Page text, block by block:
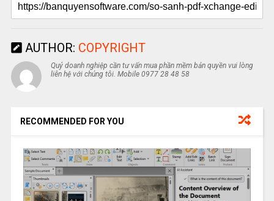
AUTHOR: COPYRIGHT
Quý doanh nghiệp cần tư vấn mua phần mềm bản quyền vui lòng
liên hệ với chúng tôi. Mobile 0977 28 48 58
RECOMMENDED FOR YOU